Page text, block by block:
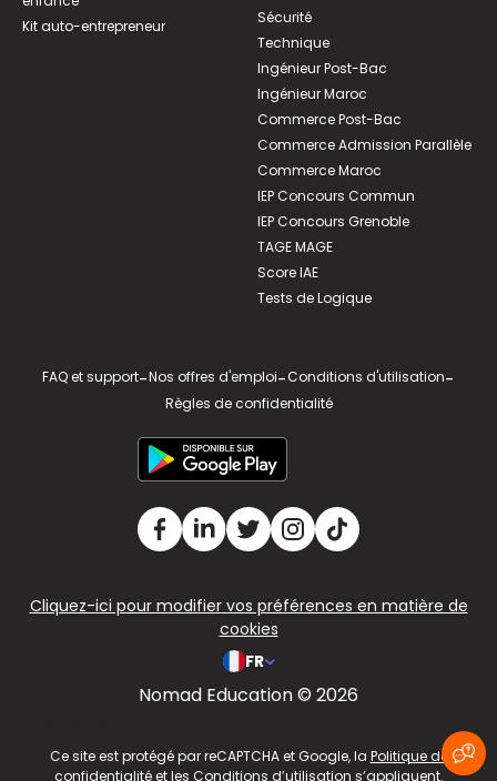
Kit auto-entrepreneur
Sécurité
Technique
Ingénieur Post-Bac
Ingénieur Maroc
Commerce Post-Bac
Commerce Admission Parallèle
Commerce Maroc
IEP Concours Commun
IEP Concours Grenoble
TAGE MAGE
Score IAE
Tests de Logique
FAQ et support-Nos offres d'emploi-Conditions d'utilisation-
Règles de confidentialité
Cliquez-ici pour modifier vos préférences en matière de
cookies
FR
Nomad Education © 2026
Ce site est protégé par reCAPTCHA et Google, la Politique de
confidentialitéet les Conditions d’utilisation s’appliquent.